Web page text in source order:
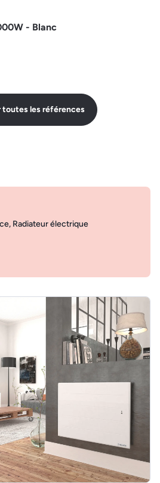
- Blanc
les références
Radiateur électrique